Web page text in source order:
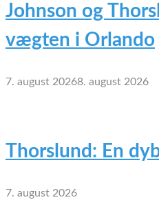
Johnson og
vægten i Orlando
7. august 20268. august 2026
Thorslund: En
7. august 2026